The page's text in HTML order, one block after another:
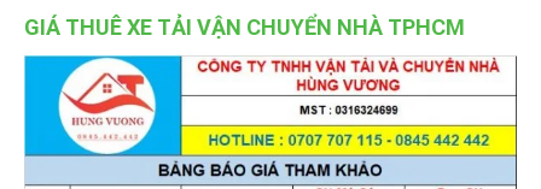
GIÁ THUÊ XE TẢI VẬN CHUYỂN NHÀ TPHCM